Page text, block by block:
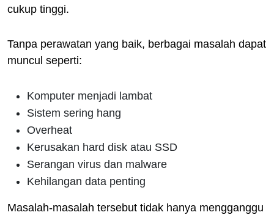
cukup tinggi.
Tanpa perawatan yang baik, berbagai masalah dapat
muncul seperti:
Komputer menjadi lambat
Sistem sering hang
Overheat
Kerusakan hard disk atau SSD
Serangan virus dan malware
Kehilangan data penting
Masalah-masalah tersebut tidak hanya mengganggu